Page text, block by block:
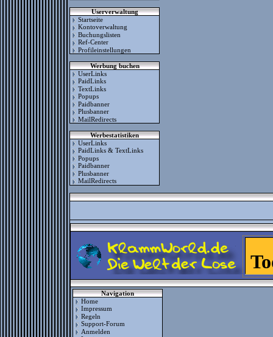
Userverwaltung
Startseite
Kontoverwaltung
Buchungslisten
Ref-Center
Profileinstellungen
Werbung buchen
UserLinks
PaidLinks
TextLinks
Popups
Paidbanner
Plusbanner
MailRedirects
Werbestatistiken
UserLinks
PaidLinks & TextLinks
Popups
Paidbanner
Plusbanner
MailRedirects
Navigation
Home
Impressum
Regeln
Support-Forum
Anmelden